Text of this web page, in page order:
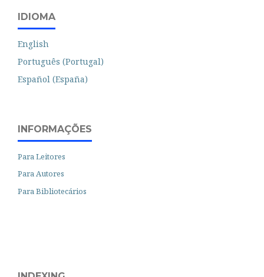
IDIOMA
English
Português (Portugal)
Español (España)
INFORMAÇÕES
Para Leitores
Para Autores
Para Bibliotecários